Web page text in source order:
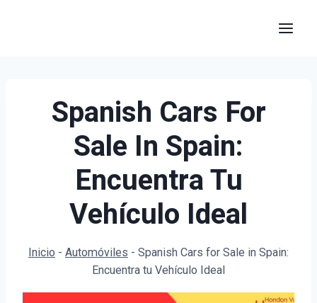
Spanish Cars For
Sale In Spain:
Encuentra Tu
Vehículo Ideal
Inicio - Automóviles - Spanish Cars for Sale in Spain:
Encuentra tu Vehículo Ideal